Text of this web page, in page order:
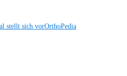
stellt sich vorOrthoPedia